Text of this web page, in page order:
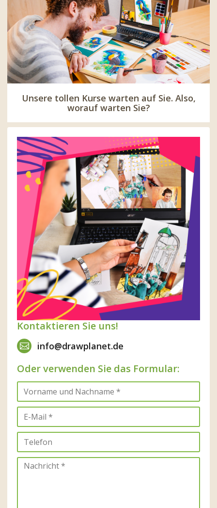
Unsere tollen Kurse warten auf Sie. Also,
worauf warten Sie?
Kontaktieren Sie uns!
info@drawplanet.de
Oder verwenden Sie das Formular: